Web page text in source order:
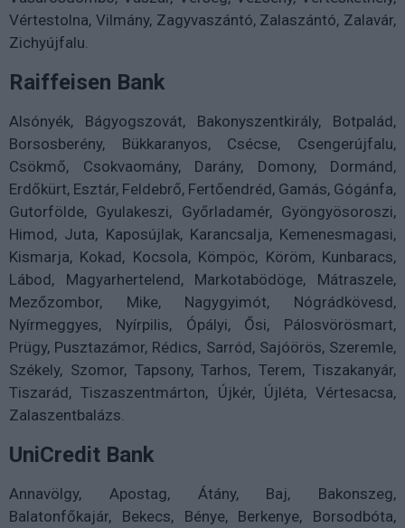
Vértestolna, Vilmány, Zagyvaszántó, Zalaszántó, Zalavár,
Zichyújfalu.
Raiffeisen Bank
Alsónyék, Bágyogszovát, Bakonyszentkirály, Botpalád,
Borsosberény, Bükkaranyos, Csécse, Csengerújfalu,
Csökmő, Csokvaomány, Darány, Domony, Dormánd,
Erdőkürt, Esztár, Feldebrő, Fertőendréd, Gamás, Gógánfa,
Gutorfölde, Gyulakeszi, Győrladamér, Gyöngyösoroszi,
Himod, Juta, Kaposújlak, Karancsalja, Kemenesmagasi,
Kismarja, Kokad, Kocsola, Kömpöc, Köröm, Kunbaracs,
Lábod, Magyarhertelend, Markotabödöge, Mátraszele,
Mezőzombor, Mike, Nagygyimót, Nógrádkövesd,
Nyírmeggyes, Nyírpilis, Ópályi, Ősi, Pálosvörösmart,
Prügy, Pusztazámor, Rédics, Sarród, Sajóörös, Szeremle,
Székely, Szomor, Tapsony, Tarhos, Terem, Tiszakanyár,
Tiszarád, Tiszaszentmárton, Újkér, Újléta, Vértesacsa,
Zalaszentbalázs.
UniCredit Bank
Annavölgy, Apostag, Átány, Baj, Bakonszeg,
Balatonfőkajár, Bekecs, Bénye, Berkenye, Borsodbóta,